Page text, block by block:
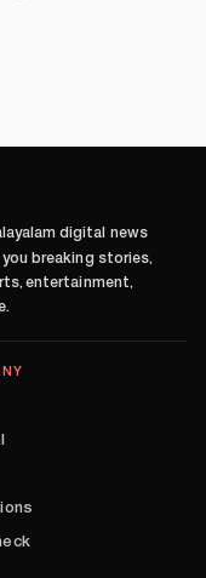
digital news
you breaking stories,
entertainment,